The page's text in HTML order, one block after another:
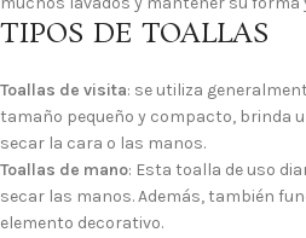
TIPOS DE TOALLAS
Toallas de visita: se utiliza
tamaño pequeño y compacto, brinda
secar la cara o las manos.
Toallas de mano: Esta toalla de uso
secar las manos. Además, también
elemento decorativo.